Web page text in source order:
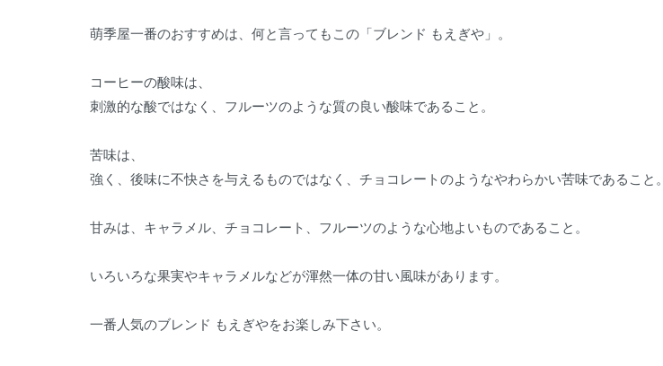
萌季屋一番のおすすめは、何と言ってもこの「ブレンド もえぎや」。
コーヒーの酸味は、
刺激的な酸ではなく、フルーツのような質の良い酸味であること。
苦味は、
強く、後味に不快さを与えるものではなく、チョコレートのようなやわらかい苦味であること。
甘みは、キャラメル、チョコレート、フルーツのような心地よいものであること。
いろいろな果実やキャラメルなどが渾然一体の甘い風味があります。
一番人気のブレンド もえぎやをお楽しみ下さい。